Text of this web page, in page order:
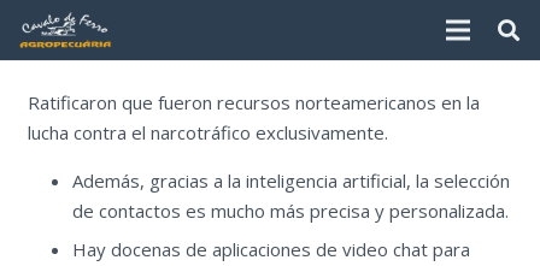
Ratificaron que fueron recursos norteamericanos en la
lucha contra el narcotráfico exclusivamente.
Además, gracias a la inteligencia artificial, la selección
de contactos es mucho más precisa y personalizada.
Hay docenas de aplicaciones de video chat para